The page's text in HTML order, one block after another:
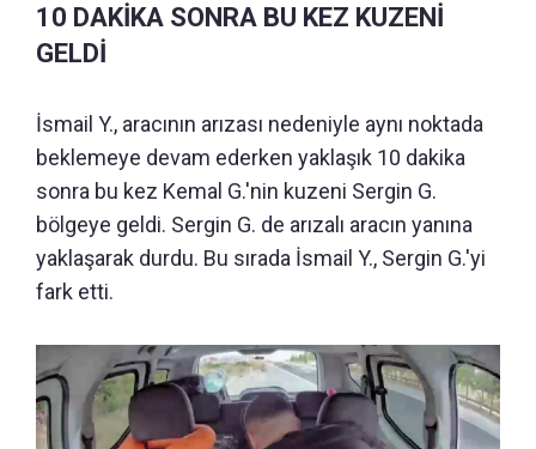
10 DAKİKA SONRA BU KEZ KUZENİ
GELDİ
İsmail Y., aracının arızası nedeniyle aynı noktada
beklemeye devam ederken yaklaşık 10 dakika
sonra bu kez Kemal G.'nin kuzeni Sergin G.
bölgeye geldi. Sergin G. de arızalı aracın yanına
yaklaşarak durdu. Bu sırada İsmail Y., Sergin G.'yi
fark etti.